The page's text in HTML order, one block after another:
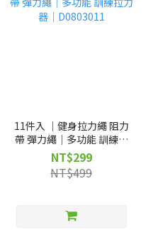
11件入 ｜健身拉力繩 阻力
帶 彈力繩｜多功能 訓練拉
力器｜D0803011
NT$299
NT$499